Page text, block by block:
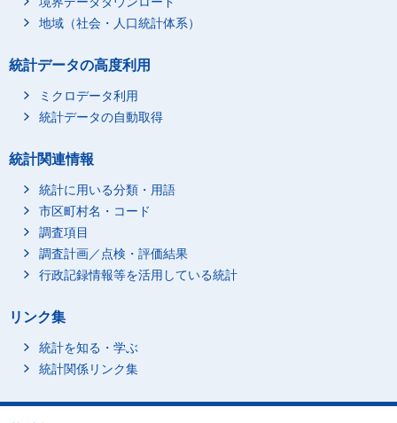
地域（社会・人口統計体系）
統計データの高度利用
ミクロデータ利用
統計データの自動取得
統計関連情報
統計に用いる分類・用語
市区町村名・コード
調査項目
調査計画／点検・評価結果
行政記録情報等を活用している統計
リンク集
統計を知る・学ぶ
統計関係リンク集